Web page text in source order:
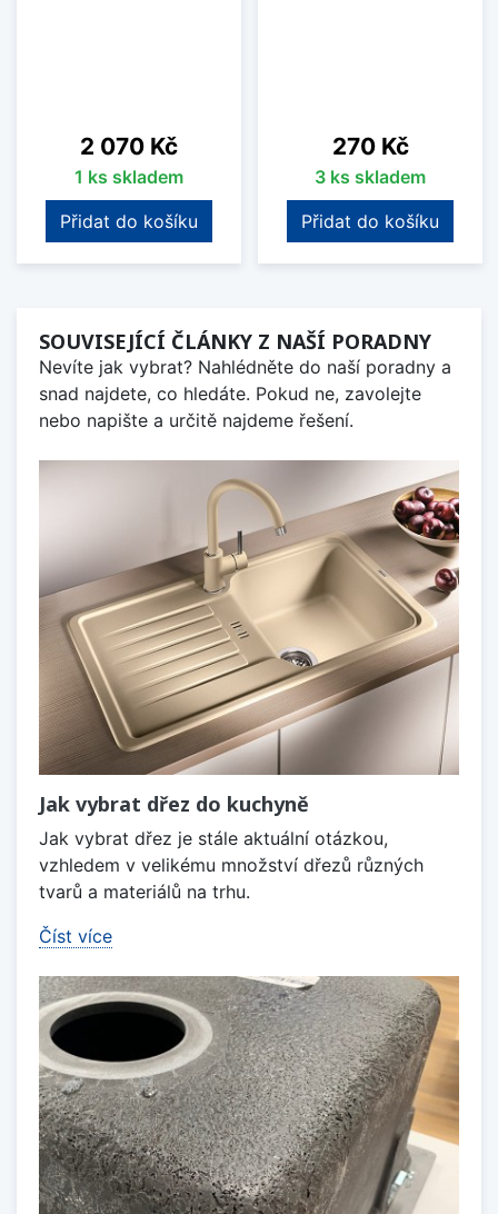
Cena
2 070 Kč
1 ks skladem
Přidat do košíku
Cena
270 Kč
3 ks skladem
Přidat do košíku
SOUVISEJÍCÍ ČLÁNKY Z NAŠÍ PORADNY
Nevíte jak vybrat? Nahlédněte do naší poradny a
snad najdete, co hledáte. Pokud ne, zavolejte
nebo napište a určitě najdeme řešení.
Jak vybrat dřez do kuchyně
Jak vybrat dřez je stále aktuální otázkou,
vzhledem v velikému množství dřezů různých
tvarů a materiálů na trhu.
Číst více